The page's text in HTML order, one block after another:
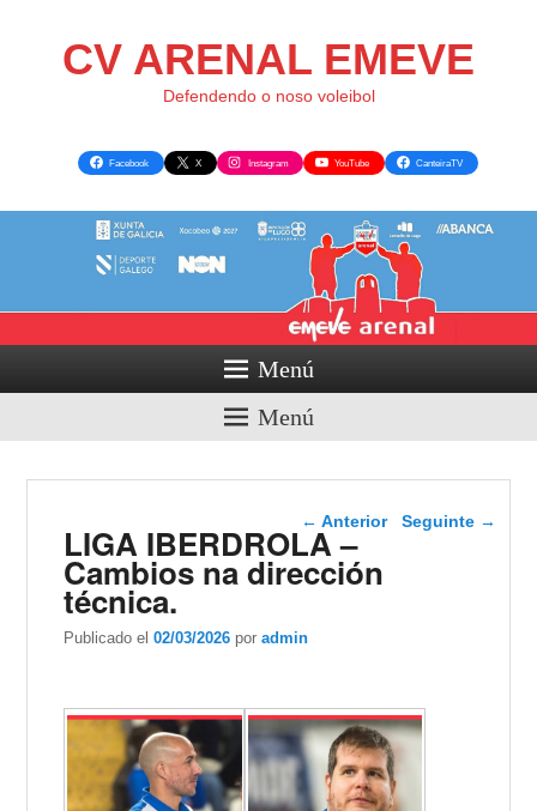
CV ARENAL EMEVE
Defendendo o noso voleibol
Facebook X Instagram YouTube CanteiraTV
Menú
Menú
Navegador de artigos
← Anterior Seguinte →
LIGA IBERDROLA –
Cambios na dirección
técnica.
Publicado el02/03/2026 poradmin